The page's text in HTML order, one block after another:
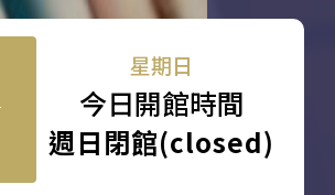
星期日
今日開館時間
週日閉館(closed)